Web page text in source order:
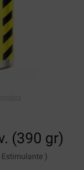
(390 gr)
Estimulante )